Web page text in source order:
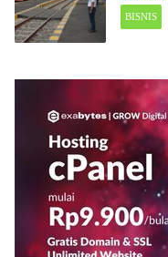
BISNIS